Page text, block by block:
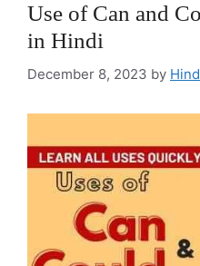
Use of Can and
in Hindi
December 8, 2023 by